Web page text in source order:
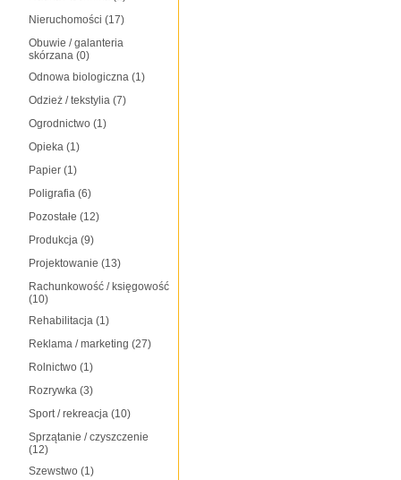
Nieruchomości (17)
Obuwie / galanteria
skórzana (0)
Odnowa biologiczna (1)
Odzież / tekstylia (7)
Ogrodnictwo (1)
Opieka (1)
Papier (1)
Poligrafia (6)
Pozostałe (12)
Produkcja (9)
Projektowanie (13)
Rachunkowość / księgowość
(10)
Rehabilitacja (1)
Reklama / marketing (27)
Rolnictwo (1)
Rozrywka (3)
Sport / rekreacja (10)
Sprzątanie / czyszczenie
(12)
Szewstwo (1)